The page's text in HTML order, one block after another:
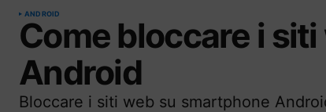
ANDROID
Come bloccare i
Android
Bloccare i siti web su smartphone